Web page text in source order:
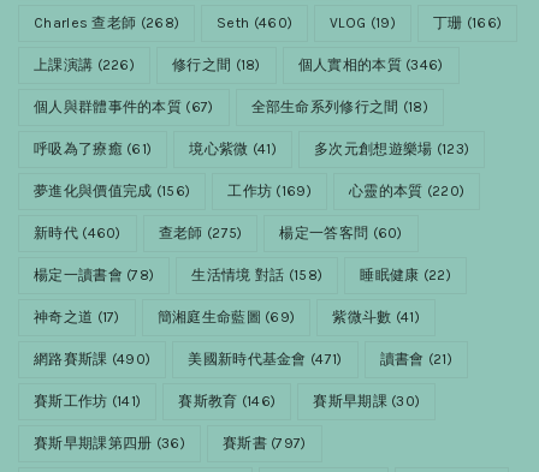
Charles 查老師 (268) Seth (460) VLOG (19) 丁珊 (166)
上課演講 (226) 修行之間 (18) 個人實相的本質(346)
個人與群體事件的本質 (67) 全部生命系列修行之間 (18)
呼吸為了療癒 (61) 境心紫微 (41) 多次元創想遊樂場 (123)
夢進化與價值完成 (156) 工作坊 (169) 心靈的本質 (220)
新時代(460) 查老師 (275) 楊定一答客問 (60)
楊定一讀書會 (78) 生活情境 對話 (158) 睡眠健康 (22)
神奇之道 (17) 簡湘庭生命藍圖 (69) 紫微斗數 (41)
網路賽斯課 (490) 美國新時代基金會 (471) 讀書會 (21)
賽斯工作坊 (141) 賽斯教育 (146) 賽斯早期課 (30)
賽斯早期課第四册 (36) 賽斯書(797)